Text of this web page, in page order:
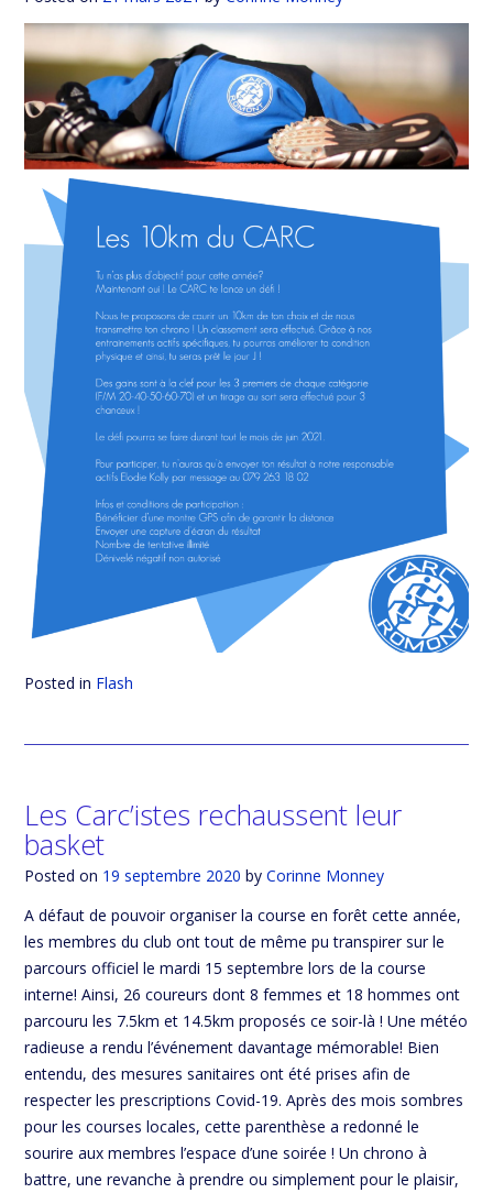
Posted in Flash
Les Carc’istes rechaussent leur
basket
Posted on 19 septembre 2020 by Corinne Monney
A défaut de pouvoir organiser la course en forêt cette année,
les membres du club ont tout de même pu transpirer sur le
parcours officiel le mardi 15 septembre lors de la course
interne! Ainsi, 26 coureurs dont 8 femmes et 18 hommes ont
parcouru les 7.5km et 14.5km proposés ce soir-là ! Une météo
radieuse a rendu l’événement davantage mémorable! Bien
entendu, des mesures sanitaires ont été prises afin de
respecter les prescriptions Covid-19. Après des mois sombres
pour les courses locales, cette parenthèse a redonné le
sourire aux membres l’espace d’une soirée ! Un chrono à
battre, une revanche à prendre ou simplement pour le plaisir,